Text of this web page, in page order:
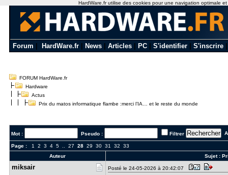
Forum HardWare.fr News Articles PC S'identifier S'inscrire
FORUM HardWare.fr
Hardware
Actus
Prix du matos informatique flambe :merci l’IA… et le reste du monde
Mot : Pseudo : Filtrer
Page : 1 2 3 4 5.. 27 28 29 30 31 32
33
Auteur
Sujet :
miksair Posté le 24-05-2026 à 20:42:07
HardWare.fr utilise des cookies pour une navigation optimale